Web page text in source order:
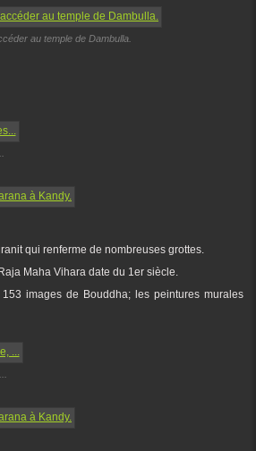
au temple de Dambulla.
qui renferme de nombreuses grottes.
Maha Vihara date du 1er siècle.
images de Bouddha; les peintures murales